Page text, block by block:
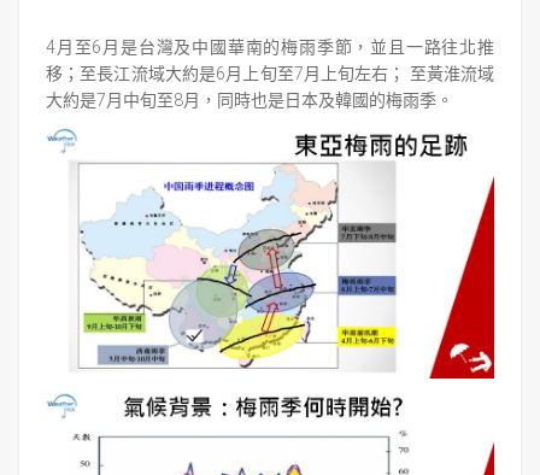
4月至6月是台灣及中國華南的梅雨季節，並且一路往北推
移；至長江流域大約是6月上旬至7月上旬左右； 至黃淮流域
大約是7月中旬至8月，同時也是日本及韓國的梅雨季。